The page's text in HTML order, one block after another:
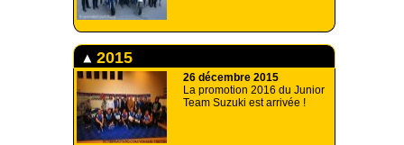
2015
26 décembre 2015
La promotion 2016 du Junior
Team Suzuki est arrivée !